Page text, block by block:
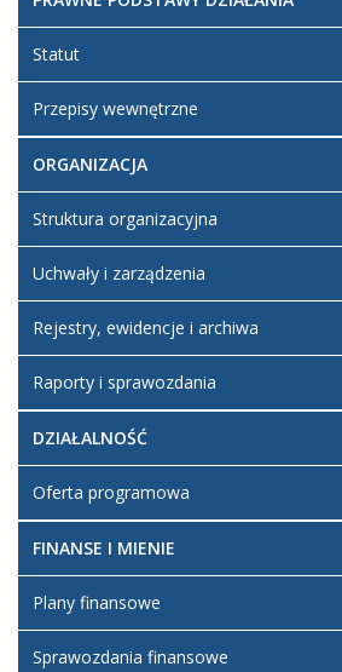
Statut
Przepisy wewnętrzne
ORGANIZACJA
Struktura organizacyjna
Uchwały i zarządzenia
Rejestry, ewidencje i archiwa
Raporty i sprawozdania
DZIAŁALNOŚĆ
Oferta programowa
FINANSE I MIENIE
Plany finansowe
Sprawozdania finansowe